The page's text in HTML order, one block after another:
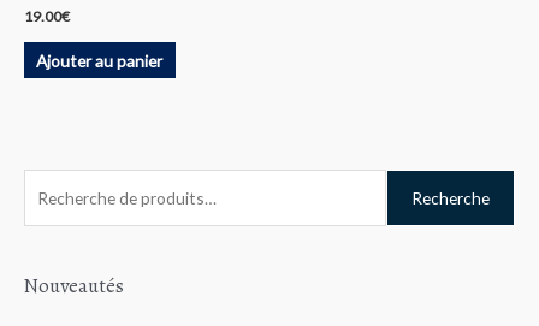
h
Recherche
Nouveautés
19.00€
Ajouter au panier